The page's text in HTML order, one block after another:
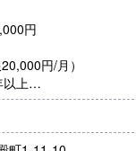
円
円/月）
以上